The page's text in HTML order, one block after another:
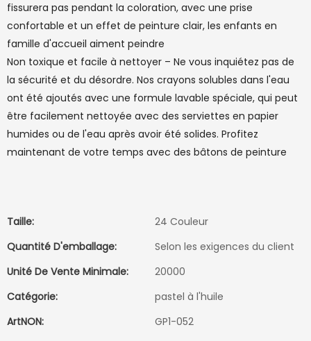
fissurera pas pendant la coloration, avec une prise
confortable et un effet de peinture clair, les enfants en
famille d'accueil aiment peindre
Non toxique et facile à nettoyer – Ne vous inquiétez pas de
la sécurité et du désordre. Nos crayons solubles dans l'eau
ont été ajoutés avec une formule lavable spéciale, qui peut
être facilement nettoyée avec des serviettes en papier
humides ou de l'eau après avoir été solides. Profitez
maintenant de votre temps avec des bâtons de peinture
Taille:
24 Couleur
Quantité D'emballage:
Selon les exigences du client
Unité De Vente Minimale:
20000
Catégorie:
pastel à l'huile
ArtNON:
GP1-052